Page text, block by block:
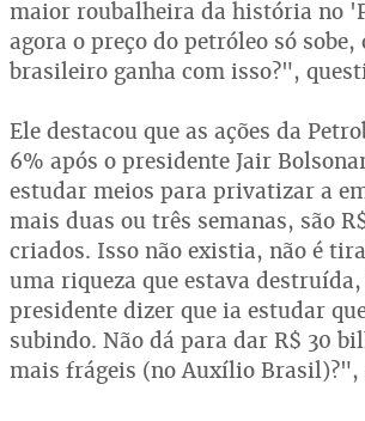
maior roubalheira da história no
agora o preço do petróleo só sobe,
brasileiro ganha com isso?",
Ele destacou que as ações da
6% após o presidente Jair
estudar meios para privatizar a
mais duas ou três semanas, são
criados. Isso não existia, não é
uma riqueza que estava
presidente dizer que ia estudar
subindo. Não dá para dar R$ 30
mais frágeis (no Auxílio Brasil)?",